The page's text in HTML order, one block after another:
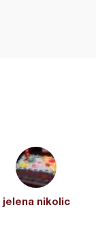
jelena nikolic